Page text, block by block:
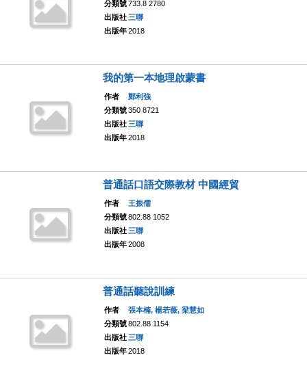
分類號733.8 2780
出版社 三聯
出版年2018
我的第一本地理啟蒙書
作者
鄭利強
分類號350 8721
出版社 三聯
出版年2018
普通話口語交際教材 中國經貿
作者
王振儒
分類號802.88 1052
出版社 三聯
出版年2008
普通話聽說訓練
作者
張本楠, 楊若薇, 梁慧如
分類號802.88 1154
出版社 三聯
出版年2018